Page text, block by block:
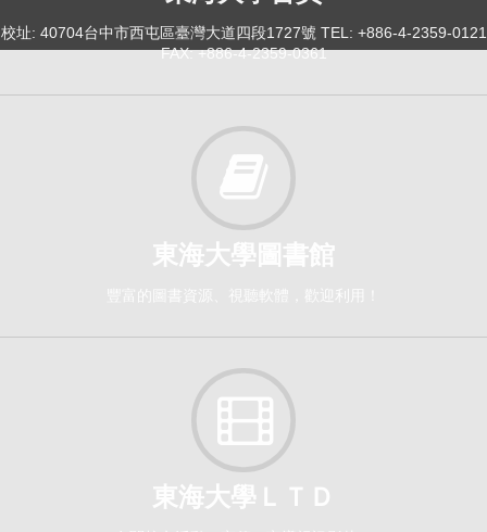
校址: 40704台中市西屯區臺灣大道四段1727號 TEL: +886-4-2359-0121
FAX: +886-4-2359-0361
東海大學圖書館
豐富的圖書資源、視聽軟體，歡迎利用！
東海大學ＬＴＤ